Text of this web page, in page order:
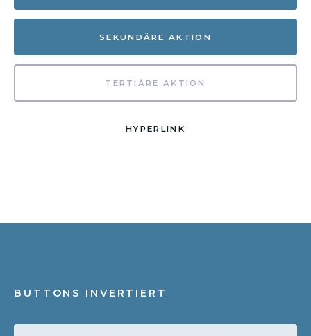
SEKUNDÄRE AKTION
TERTIÄRE AKTION
HYPERLINK
BUTTONS INVERTIERT